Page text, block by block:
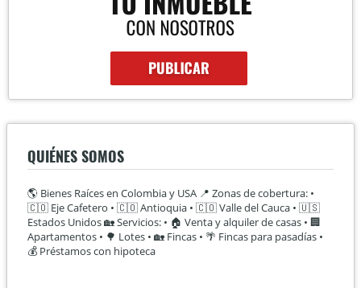
QUIÉNES SOMOS
🌎 Bienes Raíces en Colombia y USA 📍 Zonas de cobertura: •
🇨🇴 Eje Cafetero • 🇨🇴 Antioquia • 🇨🇴 Valle del Cauca • 🇺🇸
Estados Unidos 🏡 Servicios: • 🏠 Venta y alquiler de casas • 🏢
Apartamentos • 🌳 Lotes • 🏡 Fincas • 🌴 Fincas para pasadías •
💰 Préstamos con hipoteca